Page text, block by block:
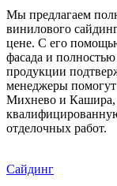
Мы предлагаем
винилового
цене. С его
фасада и
продукции
менеджеры помогут
Михнево и Кашира,
отделочных работ.
Сайдинг